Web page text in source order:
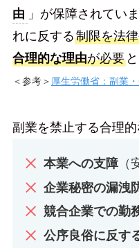
由 」が保障されてい
れに反する制限を法
合理的な理由が必要
＜参考＞ 厚生労働省：副業
副業を禁止する合理的
本業への支障（
企業秘密の漏洩
競合企業での勤
公序良俗に反す